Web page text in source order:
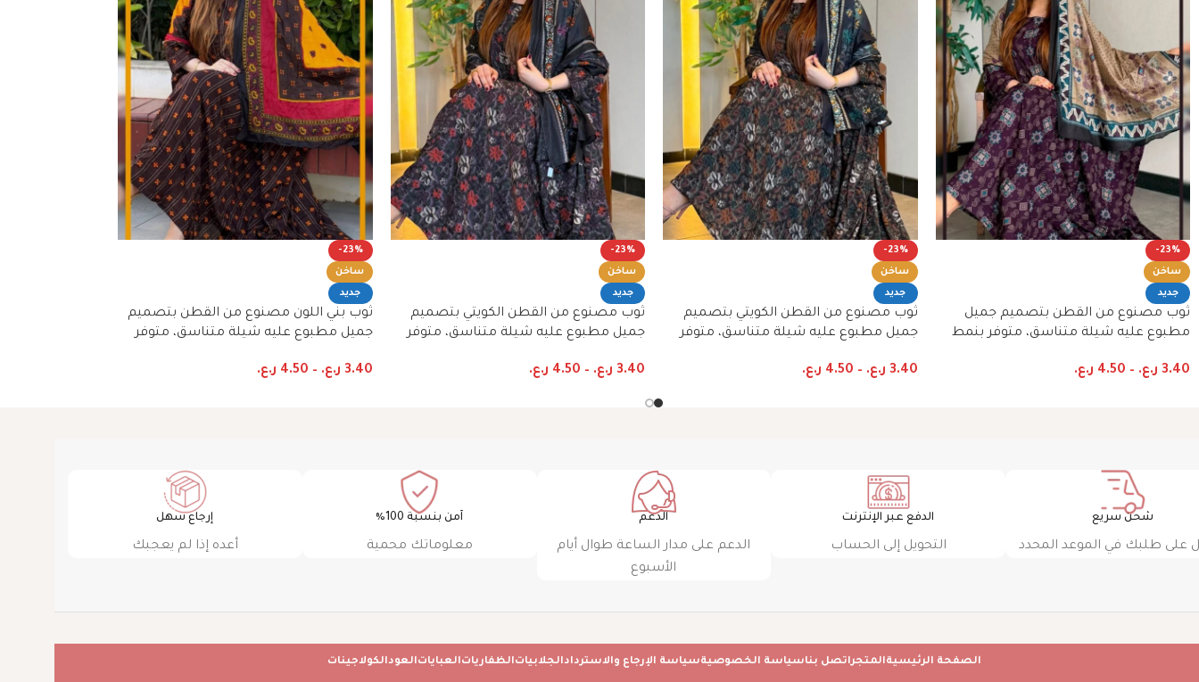
-23%
ساخن
جديد
ثوب مصنوع من القطن بتصميم جميل
مطبوع عليه شيلة متناسق، متوفر بنمط
3.40 ر.ع. –
4.50 ر.ع.
-23%
ساخن
جديد
ثوب مصنوع من القطن الكويتي بتصميم
جميل مطبوع عليه شيلة متناسق، متوفر
3.40 ر.ع. –
4.50 ر.ع.
-23%
ساخن
جديد
ثوب مصنوع من القطن الكويتي بتصميم
جميل مطبوع عليه شيلة متناسق، متوفر
3.40 ر.ع. –
4.50 ر.ع.
-23%
ساخن
جديد
ثوب بني اللون مصنوع من القطن بتصميم
جميل مطبوع عليه شيلة متناسق، متوفر
3.40 ر.ع. –
4.50 ر.ع.
شحن سريع
على طلبك في الموعد المحدد
الدفع عبر الإنترنت
التحويل إلى الحساب
الدعم
الدعم على مدار الساعة طوال أيام
الأسبوع
آمن بنسبة 100٪
معلوماتك محمية
إرجاع سهل
أعده إذا لم يعجبك
الصفحة الرئيسيةالمتجراتصل بناسياسة الخصوصيةسياسة الإرجاع والاستردادالجلابياتالظفارياتالعباياتالعودالكولاجينات